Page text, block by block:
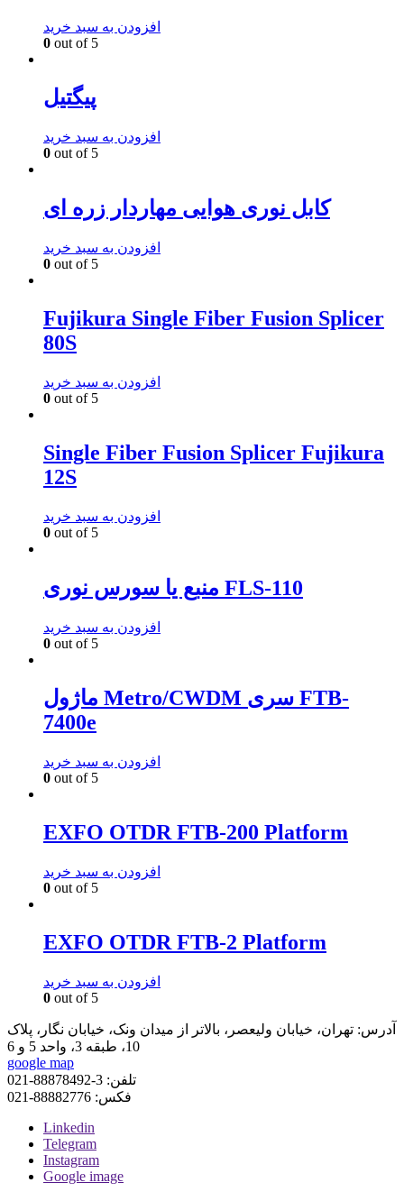
افزودن به سبد خرید
0 out of 5
پیگتیل
افزودن به سبد خرید
0 out of 5
کابل نوری هوایی مهاردار زره ای
افزودن به سبد خرید
0 out of 5
Fujikura Single Fiber Fusion Splicer
80S
افزودن به سبد خرید
0 out of 5
Single Fiber Fusion Splicer Fujikura
12S
افزودن به سبد خرید
0 out of 5
منبع یا سورس نوری FLS-110
افزودن به سبد خرید
0 out of 5
ماژول Metro/CWDM سری FTB-
7400e
افزودن به سبد خرید
0 out of 5
EXFO OTDR FTB-200 Platform
افزودن به سبد خرید
0 out of 5
EXFO OTDR FTB-2 Platform
افزودن به سبد خرید
0 out of 5
آدرس: تهران، خیابان ولیعصر، بالاتر از میدان ونک، خیابان نگار، پلاک
10، طبقه 3، واحد 5 و 6
google map
تلفن: 3-88878492-021
فکس: 88882776-021
Linkedin
Telegram
Instagram
Google image